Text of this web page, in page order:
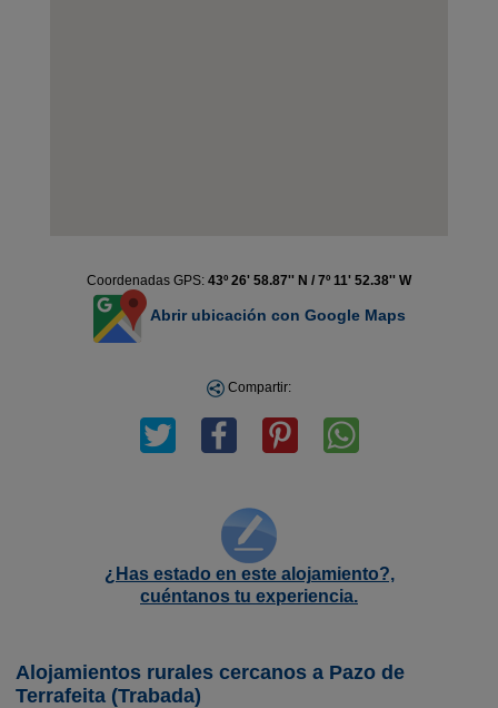
Coordenadas GPS: 43º 26' 58.87'' N / 7º 11' 52.38'' W
Abrir ubicación con Google Maps
Compartir:
¿Has estado en este alojamiento?,
cuéntanos tu experiencia.
Alojamientos rurales cercanos a Pazo de
Terrafeita (Trabada)